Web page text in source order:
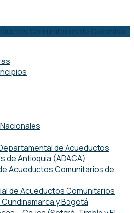
de Acueductos
de Antioquia (ADACA)
Acueductos Comunitarios de
de Acueductos Comunitarios
Cundinamarca y Bogotá